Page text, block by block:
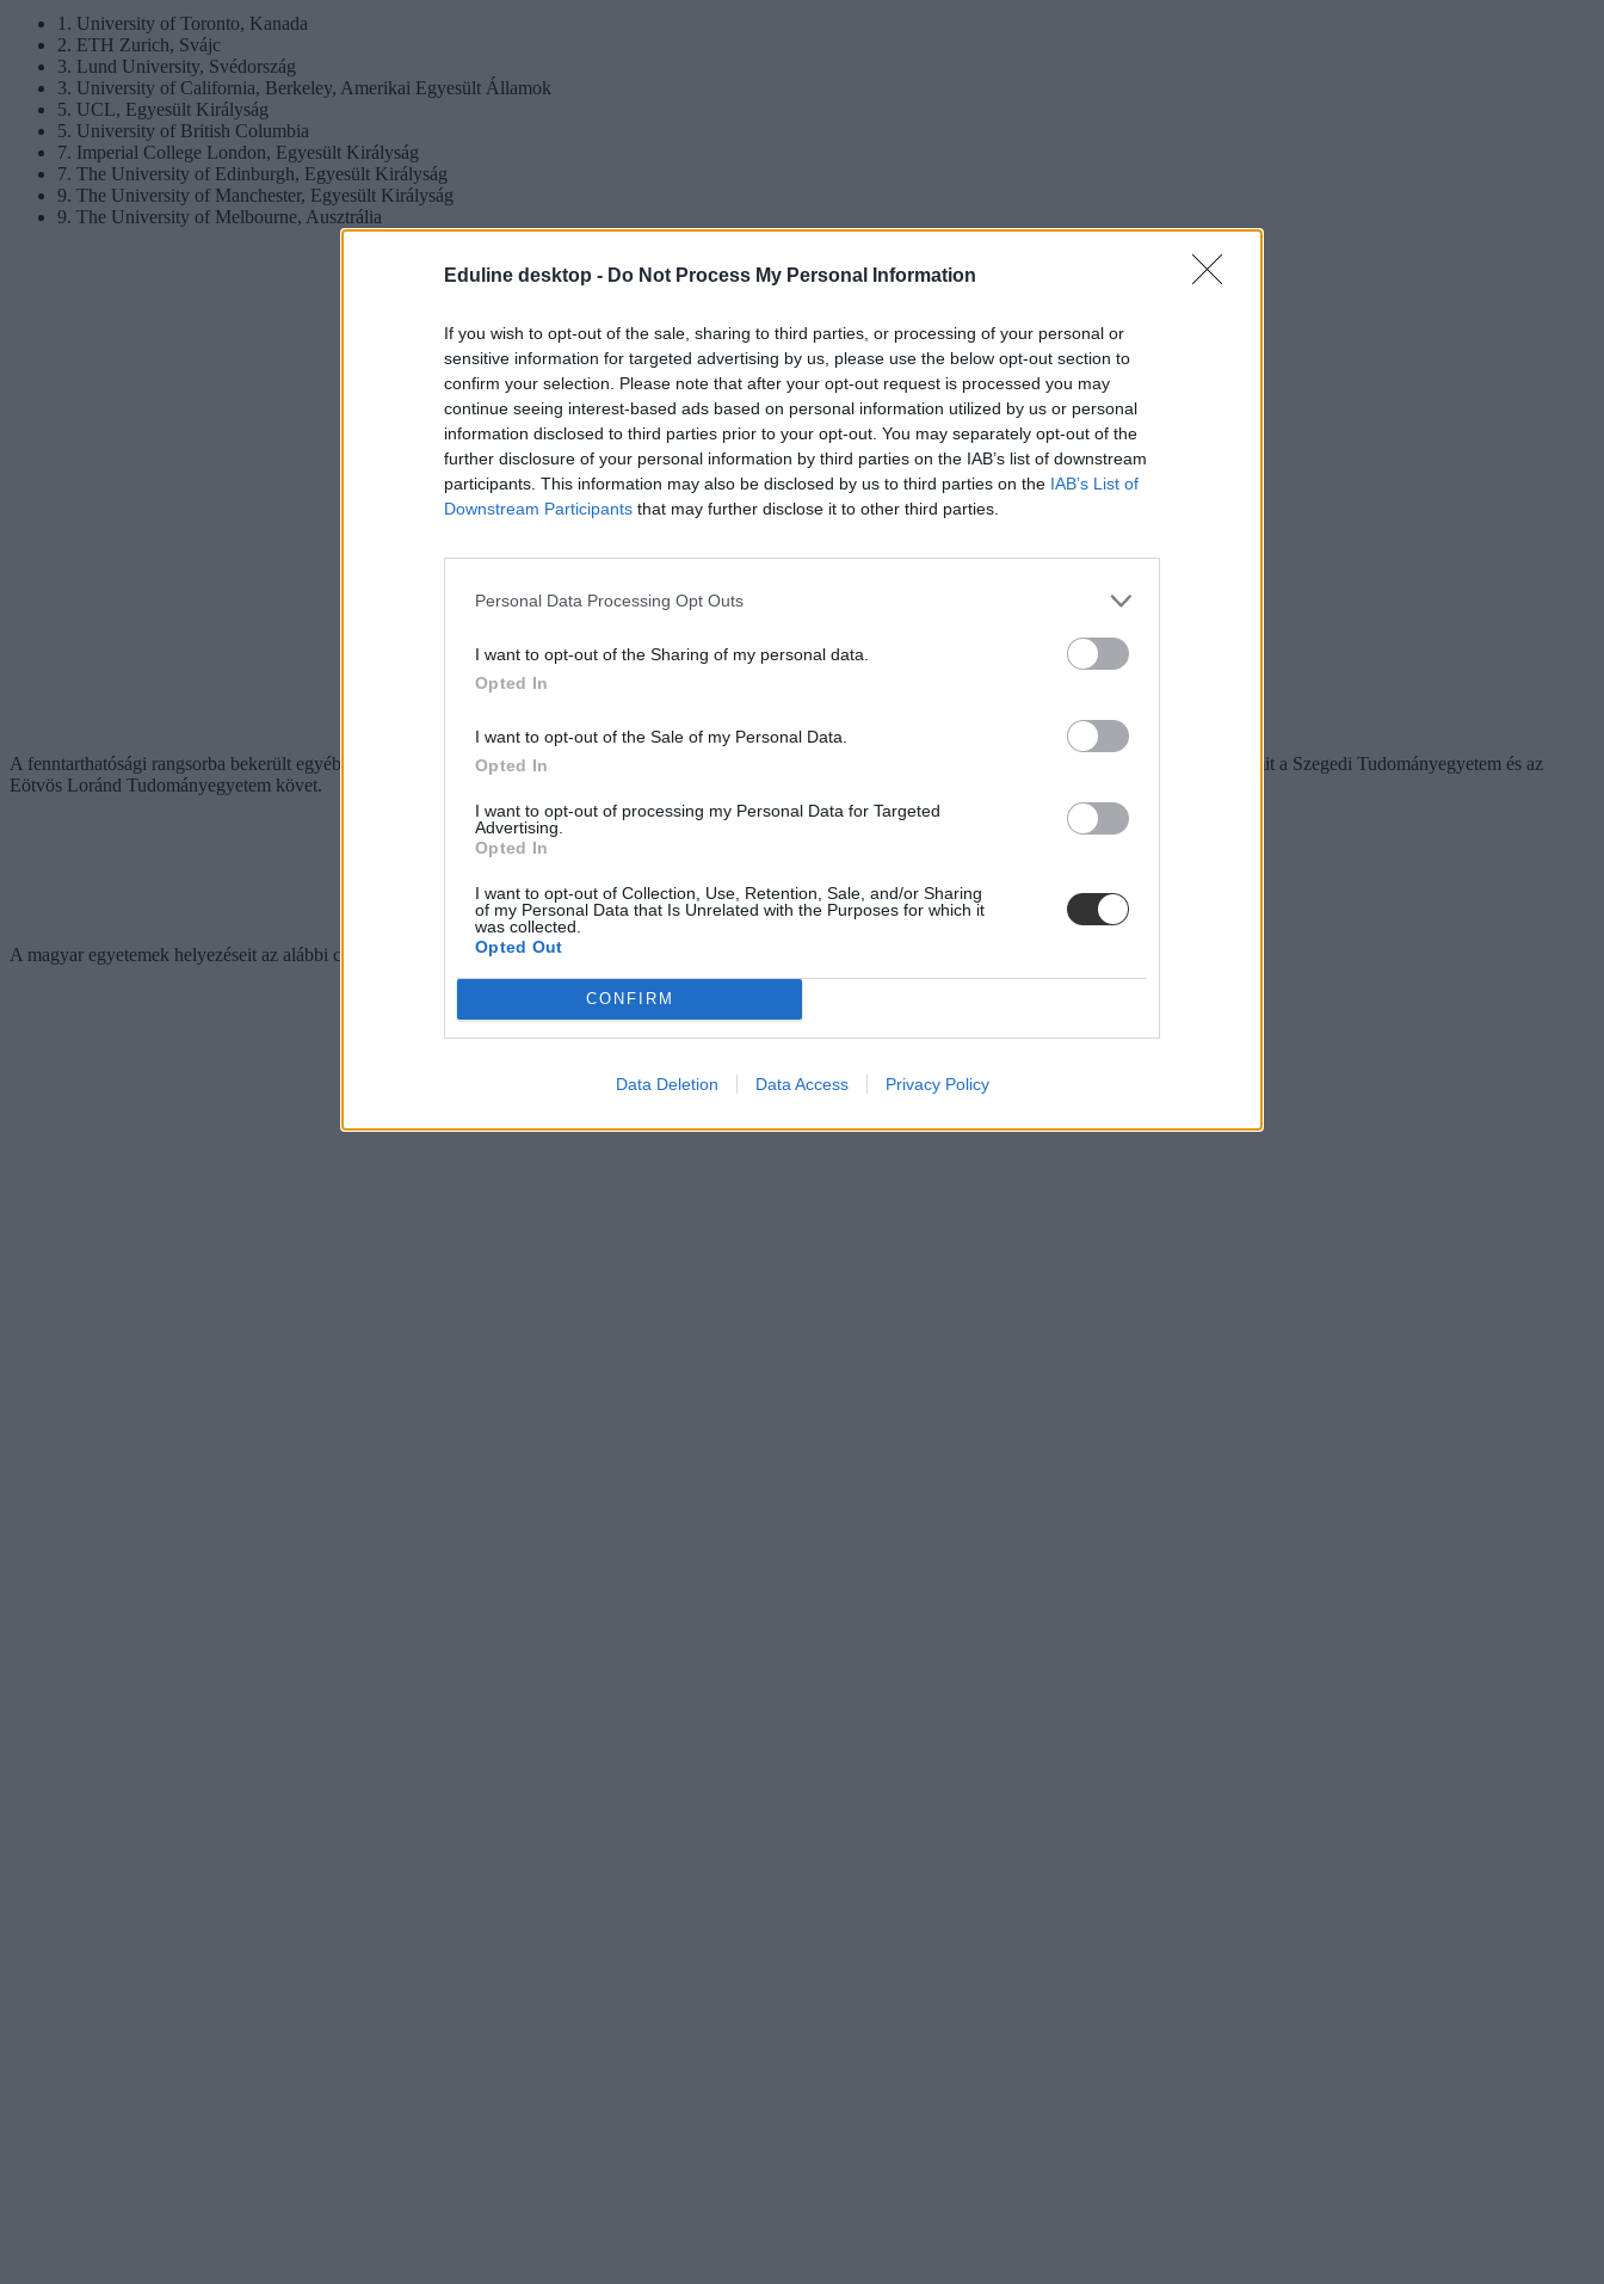
Eduline desktop - Do Not Process My Personal Information
If you wish to opt-out of the sale, sharing to third parties, or processing of your personal or
sensitive information for targeted advertising by us, please use the below opt-out section to
confirm your selection. Please note that after your opt-out request is processed you may
continue seeing interest-based ads based on personal information utilized by us or personal
information disclosed to third parties prior to your opt-out. You may separately opt-out of the
further disclosure of your personal information by third parties on the IAB’s list of downstream
participants. This information may also be disclosed by us to third parties on the IAB’s List of
Downstream Participants that may further disclose it to other third parties.
Personal Data Processing Opt Outs
I want to opt-out of the Sharing of my personal data.
Opted In
I want to opt-out of the Sale of my Personal Data.
Opted In
I want to opt-out of processing my Personal Data for Targeted
Advertising.
Opted In
I want to opt-out of Collection, Use, Retention, Sale, and/or Sharing
of my Personal Data that Is Unrelated with the Purposes for which it
was collected.
Opted Out
CONFIRM
Data Deletion Data Access Privacy Policy
1. University of Toronto, Kanada
2. ETH Zurich, Svájc
3. Lund University, Svédország
3. University of California, Berkeley, Amerikai Egyesült Államok
5. UCL, Egyesült Királyság
5. University of British Columbia
7. Imperial College London, Egyesült Királyság
7. The University of Edinburgh, Egyesült Királyság
9. The University of Manchester, Egyesült Királyság
9. The University of Melbourne, Ausztrália
A fenntarthatósági rangsorba bekerült egyébként tizenkét magyar felsőoktatási intézményi is. A legjobb helyezést a 313. helyen szereplő Debreceni Egyetem érte el, amit a Szegedi Tudományegyetem és az
Eötvös Loránd Tudományegyetem követ.
A magyar egyetemek helyezéseit az alábbi cikkünkben nézhetitek meg: